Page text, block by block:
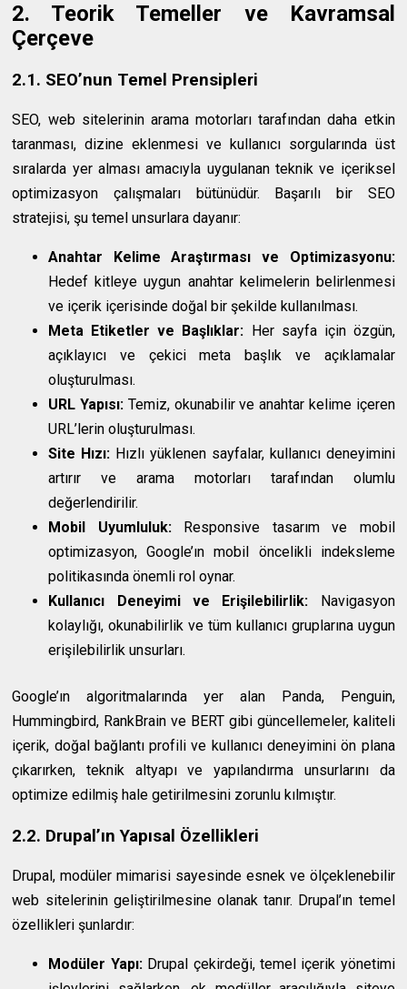
2. Teorik Temeller ve Kavramsal
Çerçeve
2.1. SEO’nun Temel Prensipleri
SEO, web sitelerinin arama motorları tarafından daha etkin
taranması, dizine eklenmesi ve kullanıcı sorgularında üst
sıralarda yer alması amacıyla uygulanan teknik ve içeriksel
optimizasyon çalışmaları bütünüdür. Başarılı bir SEO
stratejisi, şu temel unsurlara dayanır:
Anahtar Kelime Araştırması ve Optimizasyonu:
Hedef kitleye uygun anahtar kelimelerin belirlenmesi
ve içerik içerisinde doğal bir şekilde kullanılması.
Meta Etiketler ve Başlıklar: Her sayfa için özgün,
açıklayıcı ve çekici meta başlık ve açıklamalar
oluşturulması.
URL Yapısı: Temiz, okunabilir ve anahtar kelime içeren
URL’lerin oluşturulması.
Site Hızı: Hızlı yüklenen sayfalar, kullanıcı deneyimini
artırır ve arama motorları tarafından olumlu
değerlendirilir.
Mobil Uyumluluk:Responsive tasarım ve mobil
optimizasyon, Google’ın mobil öncelikli indeksleme
politikasında önemli rol oynar.
Kullanıcı Deneyimi ve Erişilebilirlik: Navigasyon
kolaylığı, okunabilirlik ve tüm kullanıcı gruplarına uygun
erişilebilirlik unsurları.
Google’ın algoritmalarında yer alan Panda, Penguin,
Hummingbird, RankBrain ve BERT gibi güncellemeler, kaliteli
içerik, doğal bağlantı profili ve kullanıcı deneyimini ön plana
çıkarırken, teknik altyapı ve yapılandırma unsurlarını da
optimize edilmiş hale getirilmesini zorunlu kılmıştır.
2.2. Drupal’ın Yapısal Özellikleri
Drupal, modüler mimarisi sayesinde esnek ve ölçeklenebilir
web sitelerinin geliştirilmesine olanak tanır. Drupal’ın temel
özellikleri şunlardır:
Modüler Yapı:Drupal çekirdeği, temel içerik yönetimi